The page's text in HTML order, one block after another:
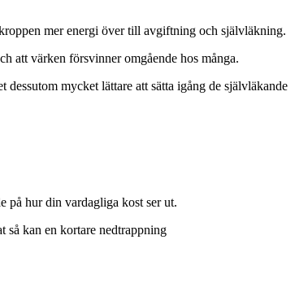
mer energi över till avgiftning och självläkning.
att värken försvinner omgående hos många.
mycket lättare att sätta igång de självläkande
på hur din vardagliga kost ser ut.
så kan en kortare nedtrappning